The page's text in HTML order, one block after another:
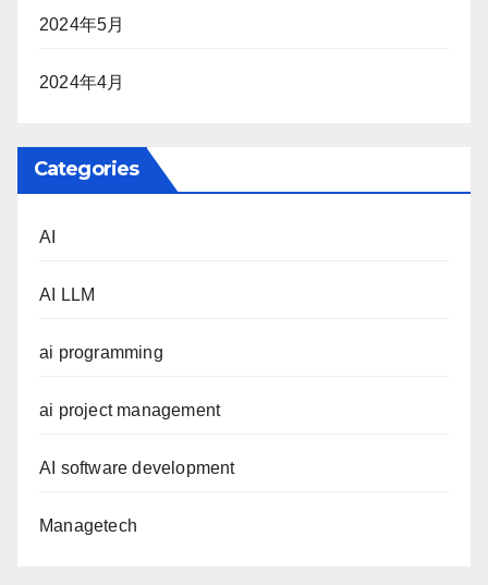
2024年5月
2024年4月
Categories
AI
AI LLM
ai programming
ai project management
AI software development
Managetech